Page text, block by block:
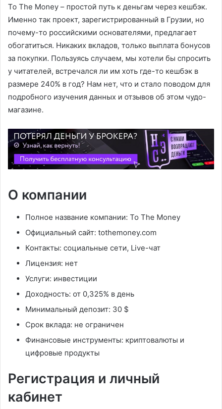
To The Money – простой путь к деньгам через кешбэк.
Именно так проект, зарегистрированный в Грузии, но
почему-то российскими основателями, предлагает
обогатиться. Никаких вкладов, только выплата бонусов
за покупки. Пользуясь случаем, мы хотели бы спросить
у читателей, встречался ли им хоть где-то кешбэк в
размере 240% в год? Нам нет, что и стало поводом для
подробного изучения данных и отзывов об этом чудо-
магазине.
О компании
Полное название компании: To The Money
Официальный сайт: tothemoney.com
Контакты: социальные сети, Live-чат
Лицензия: нет
Услуги: инвестиции
Доходность: от 0,325% в день
Минимальный депозит: 30 $
Срок вклада: не ограничен
Финансовые инструменты: криптовалюты и
цифровые продукты
Регистрация и личный
кабинет